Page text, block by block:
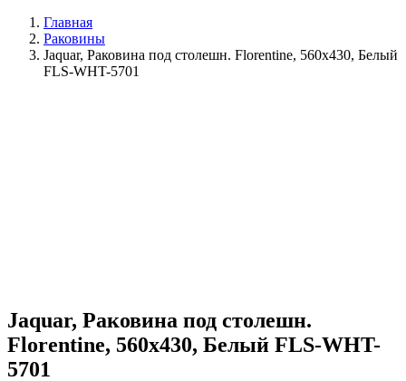
Главная
Раковины
Jaquar, Раковина под столешн. Florentine, 560х430, Белый
FLS-WHT-5701
Jaquar, Раковина под столешн.
Florentine, 560х430, Белый FLS-WHT-
5701